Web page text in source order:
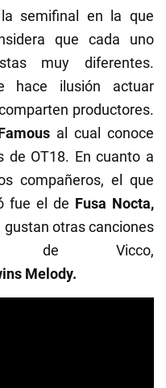
semifinal en la que
que cada uno
muy diferentes.
hace ilusión actuar
productores.
al cual conoce
de OT18. En cuanto a
compañeros, el que
fue el de Fusa Nocta,
otras canciones
la de Vicco,
Melody.